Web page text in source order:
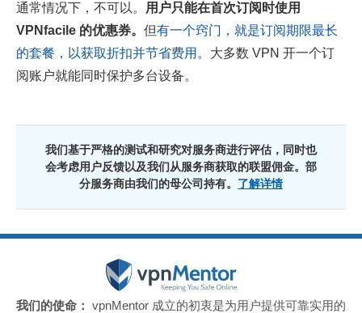
通常情况下，不可以。
用户只能在首次订阅时使用
VPNfacile 的优惠券。 但有一个窍门，就是订阅期限最长
的套餐，以获取折扣并节省费用 。大多数 VPN 开一个订
阅账户就能同时保护多台设备。
我们基于严格的测试和研究对服务商进行评估，同时也
会考虑用户反馈以及我们从服务商获取的联盟佣金。部
分服务商由我们的母公司持有。 了解详情
我们的使命： vpnMentor 成立的初衷是为用户提供可靠实用的